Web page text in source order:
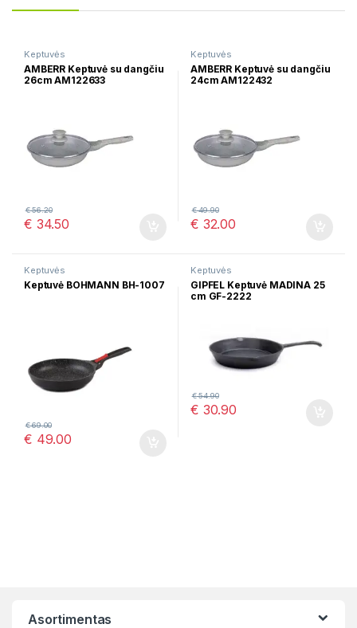
Keptuvės
AMBERR Keptuvė su dangčiu
26cm AM122633
€ 34.50
€56.20
Keptuvės
AMBERR Keptuvė su dangčiu
24cm AM122432
€ 32.00
€49.90
Keptuvės
Keptuvė BOHMANN BH-1007
€ 49.00
€69.00
Keptuvės
GIPFEL Keptuvė MADINA 25
cm GF-2222
€ 30.90
€54.90
Asortimentas